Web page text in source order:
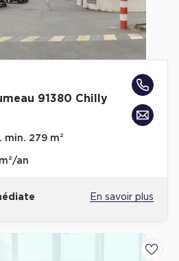
91380 Chilly
min. 279 m²
an
En savoir plus